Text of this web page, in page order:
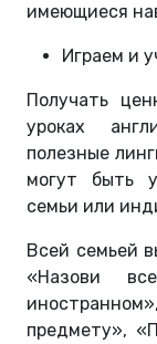
имеющиеся
Играем и
Получать
уроках
полезные
могут быть
семьи или
Всей семьей
«Назови
предмету»,